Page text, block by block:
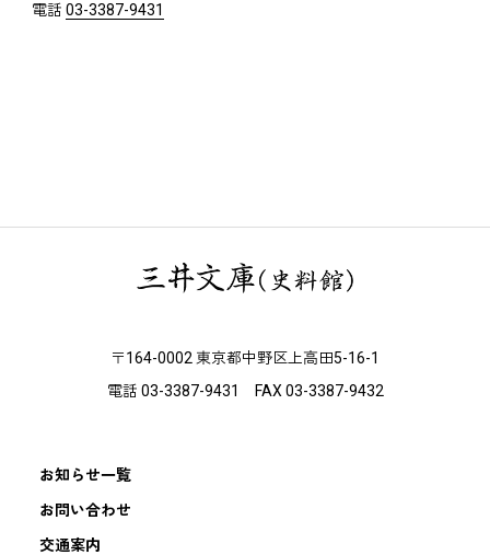
電話 03-3387-9431
〒164-0002 東京都中野区上高田5-16-1
電話 03-3387-9431 FAX 03-3387-9432
お知らせ一覧
お問い合わせ
交通案内